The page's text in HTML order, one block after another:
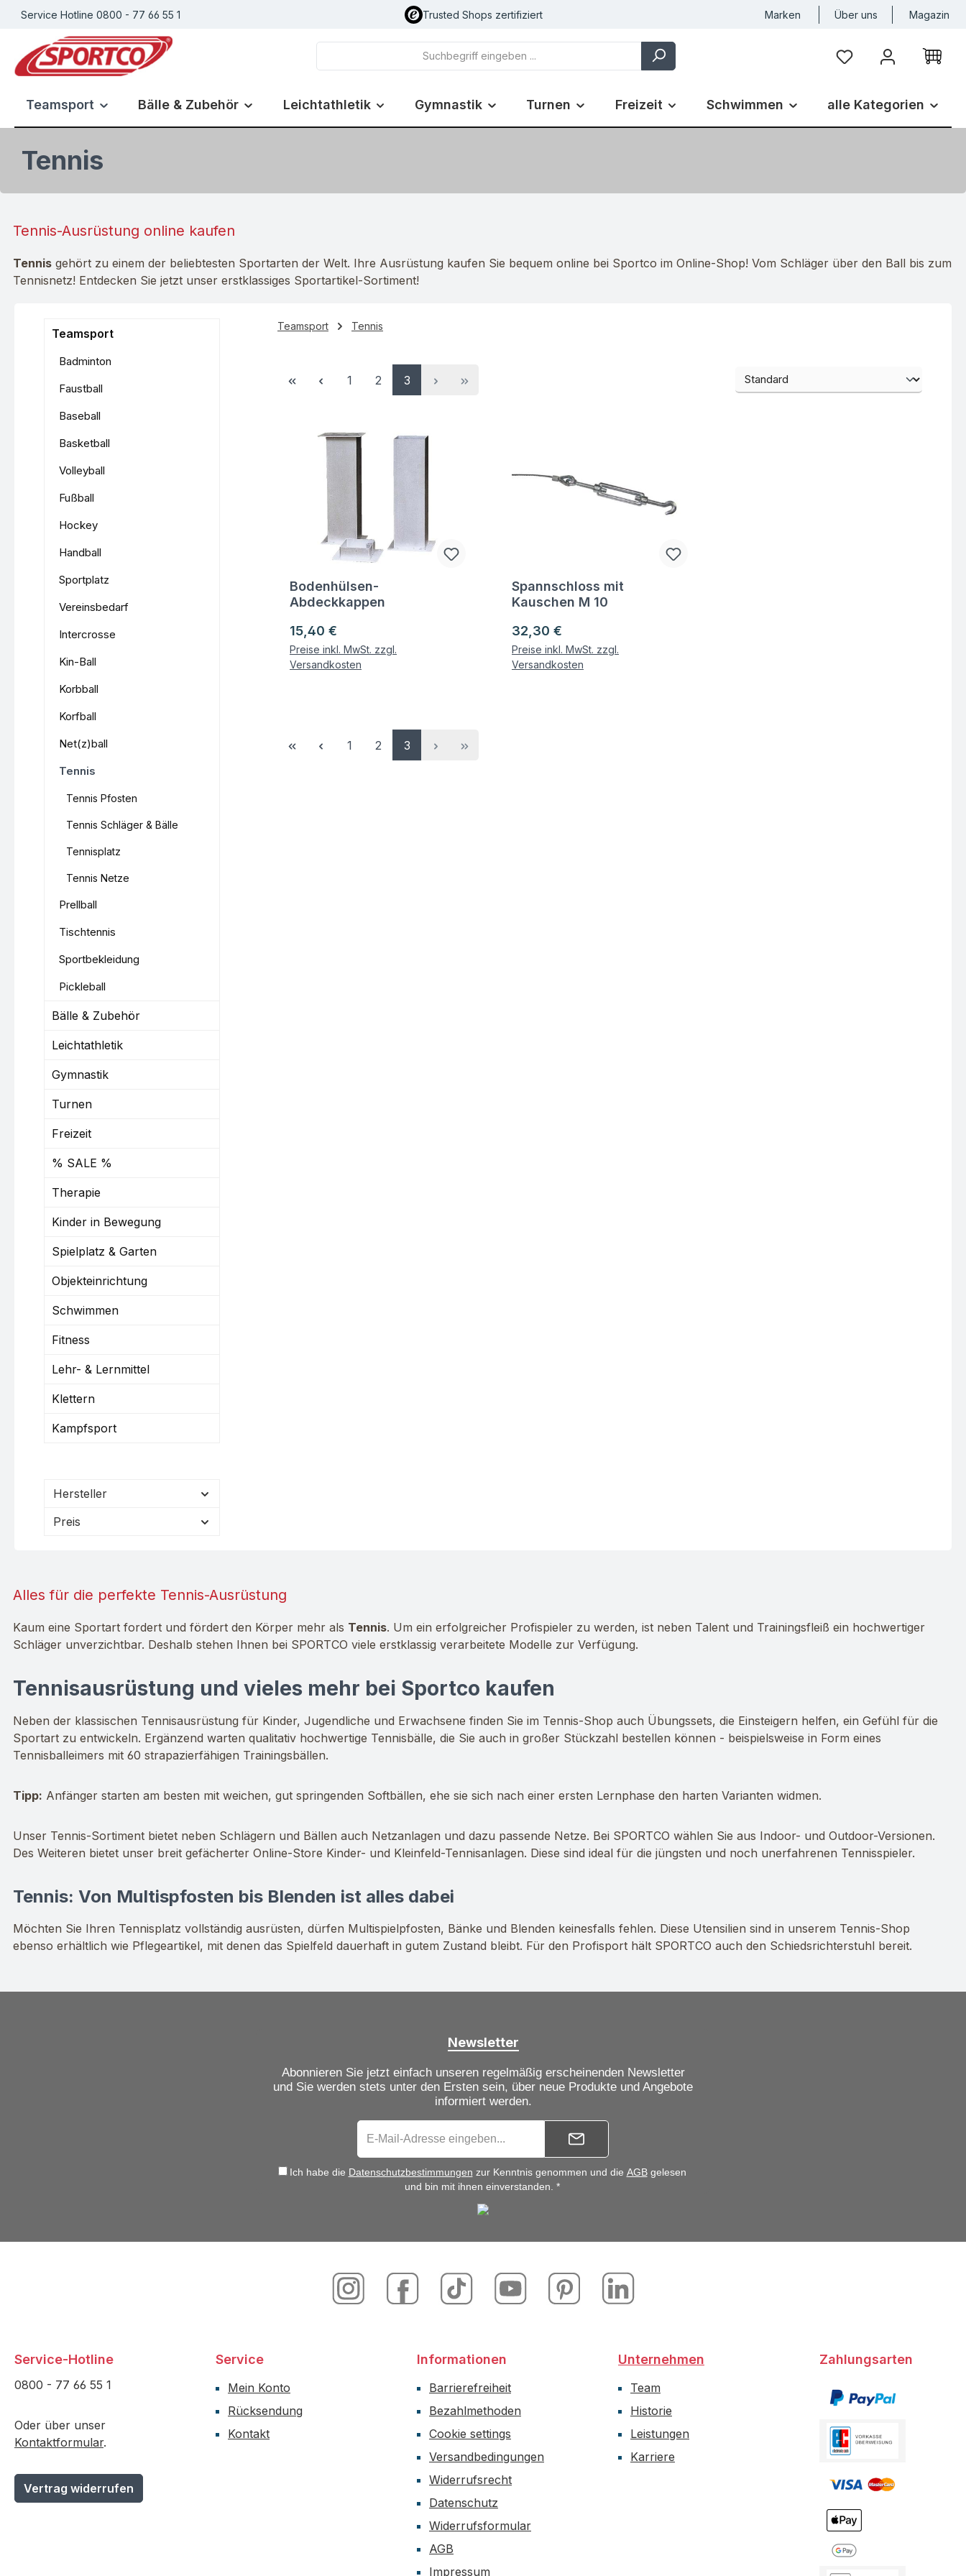
Hauptinhalt springen
Zur Suche springen
Zur Hauptnavigation springen
Service Hotline 0800 - 77 66 55 1 Trusted Shops zertifiziert Marken Über uns Magazin
Du hast 0 Produkte
Teamsport Bälle & Zubehör Leichtathletik Gymnastik Turnen Freizeit Schwimmen alle Kategorien
Tennis
Tennis-Ausrüstung online kaufen
Tennis gehört zu einem der beliebtesten Sportarten der Welt. Ihre Ausrüstung kaufen Sie bequem online bei Sportco im Online-Shop! Vom Schläger über den Ball bis zum
Tennisnetz! Entdecken Sie jetzt unser erstklassiges Sportartikel-Sortiment!
Teamsport
Badminton
Faustball
Baseball
Basketball
Volleyball
Fußball
Hockey
Handball
Sportplatz
Vereinsbedarf
Intercrosse
Kin-Ball
Korbball
Korfball
Net(z)ball
Tennis
Tennis Pfosten
Tennis Schläger & Bälle
Tennisplatz
Tennis Netze
Prellball
Tischtennis
Sportbekleidung
Pickleball
Bälle & Zubehör
Leichtathletik
Gymnastik
Turnen
Freizeit
% SALE %
Therapie
Kinder in Bewegung
Spielplatz & Garten
Objekteinrichtung
Schwimmen
Fitness
Lehr- & Lernmittel
Klettern
Kampfsport
Hersteller
Preis
Teamsport Tennis
Seite
1 Seite
2 Seite
3
Fragen zum Artikel
Bodenhülsen-
Abdeckkappen
Regulärer Preis:
15,40 €
Preise inkl. MwSt. zzgl.
Versandkosten
Fragen zum Artikel
Spannschloss mit
Kauschen M 10
Regulärer Preis:
32,30 €
Preise inkl. MwSt. zzgl.
Versandkosten
Seite
1 Seite
2 Seite
3
Alles für die perfekte Tennis-Ausrüstung
Kaum eine Sportart fordert und fördert den Körper mehr als Tennis. Um ein erfolgreicher Profispieler zu werden, ist neben Talent und Trainingsfleiß ein hochwertiger
Schläger unverzichtbar. Deshalb stehen Ihnen bei SPORTCO viele erstklassig verarbeitete Modelle zur Verfügung.
Tennisausrüstung und vieles mehr bei Sportco kaufen
Neben der klassischen Tennisausrüstung für Kinder, Jugendliche und Erwachsene finden Sie im Tennis-Shop auch Übungssets, die Einsteigern helfen, ein Gefühl für die
Sportart zu entwickeln. Ergänzend warten qualitativ hochwertige Tennisbälle, die Sie auch in großer Stückzahl bestellen können - beispielsweise in Form eines
Tennisballeimers mit 60 strapazierfähigen Trainingsbällen.
Tipp: Anfänger starten am besten mit weichen, gut springenden Softbällen, ehe sie sich nach einer ersten Lernphase den harten Varianten widmen.
Unser Tennis-Sortiment bietet neben Schlägern und Bällen auch Netzanlagen und dazu passende Netze. Bei SPORTCO wählen Sie aus Indoor- und Outdoor-Versionen.
Des Weiteren bietet unser breit gefächerter Online-Store Kinder- und Kleinfeld-Tennisanlagen. Diese sind ideal für die jüngsten und noch unerfahrenen Tennisspieler.
Tennis: Von Multispfosten bis Blenden ist alles dabei
Möchten Sie Ihren Tennisplatz vollständig ausrüsten, dürfen Multispielpfosten, Bänke und Blenden keinesfalls fehlen. Diese Utensilien sind in unserem Tennis-Shop
ebenso erhältlich wie Pflegeartikel, mit denen das Spielfeld dauerhaft in gutem Zustand bleibt. Für den Profisport hält SPORTCO auch den Schiedsrichterstuhl bereit.
Newsletter
Abonnieren Sie jetzt einfach unseren regelmäßig erscheinenden Newsletter
und Sie werden stets unter den Ersten sein, über neue Produkte und Angebote
informiert werden.
Ich habe die Datenschutzbestimmungen zur Kenntnis genommen und die AGBgelesen
und bin mit ihnen einverstanden. *
Service-Hotline
0800 - 77 66 55 1
Oder über unser
Kontaktformular.
Vertrag widerrufen
Service
Mein Konto
Rücksendung
Kontakt
Informationen
Barrierefreiheit
Bezahlmethoden
Cookie settings
Versandbedingungen
Widerrufsrecht
Datenschutz
Widerrufsformular
AGB
Impressum
Unternehmen
Team
Historie
Leistungen
Karriere
Zahlungsarten